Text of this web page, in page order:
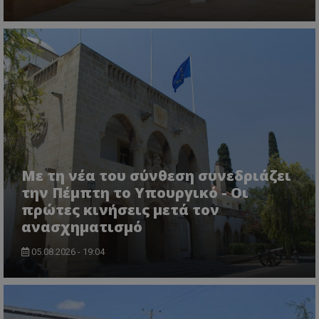
Με τη νέα του σύνθεση συνεδριάζει
την Πέμπτη το Υπουργικό - Οι
πρώτες κινήσεις μετά τον
ανασχηματισμό
05.08.2026 - 19:04
ASP.NET_SessionId
Microsoft Corporation